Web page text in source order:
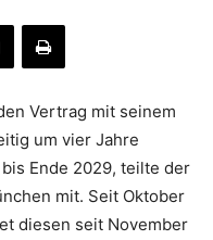
Vertrag mit seinem
um vier Jahre
Ende 2029, teilte der
mit. Seit Oktober
diesen seit November